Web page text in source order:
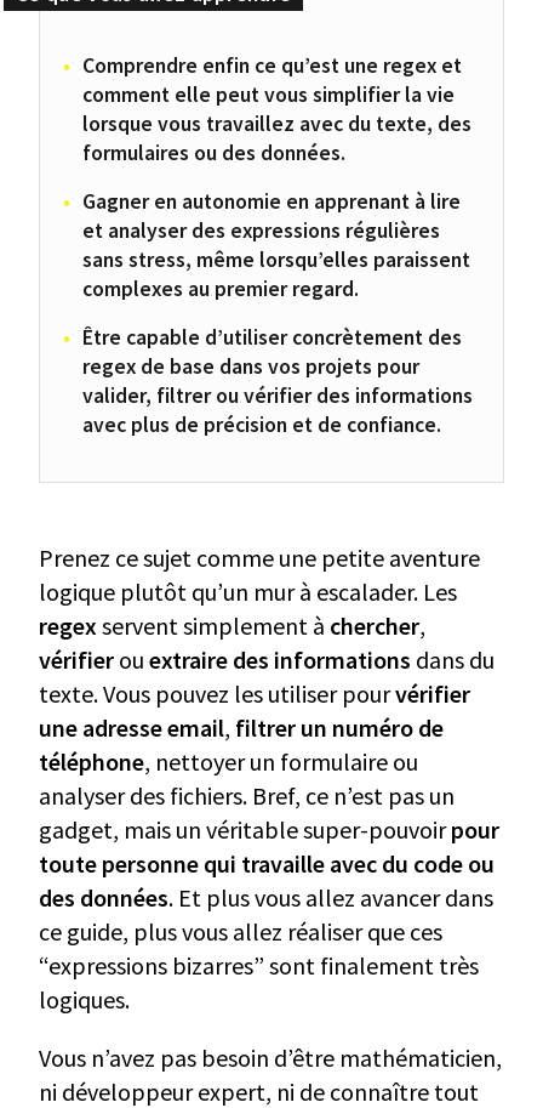
Comprendre enfin ce qu’est une regex et
comment elle peut vous simplifier la vie
lorsque vous travaillez avec du texte, des
formulaires ou des données.
Gagner en autonomie en apprenant à lire
et analyser des expressions régulières
sans stress, même lorsqu’elles paraissent
complexes au premier regard.
Être capable d’utiliser concrètement des
regex de base dans vos projets pour
valider, filtrer ou vérifier des informations
avec plus de précision et de confiance.
Prenez ce sujet comme une petite aventure
logique plutôt qu’un mur à escalader. Les
regex servent simplement à chercher,
vérifier ou extraire des informations dans du
texte. Vous pouvez les utiliser pourvérifier
une adresse email, filtrer un numéro de
téléphone, nettoyer un formulaire ou
analyser des fichiers. Bref, ce n’est pas un
gadget, mais un véritable super-pouvoirpour
toute personne qui travaille avec du code ou
des données. Et plus vous allez avancer dans
ce guide, plus vous allez réaliser que ces
“expressions bizarres” sont finalement très
logiques.
Vous n’avez pas besoin d’être mathématicien,
ni développeur expert, ni de connaître tout